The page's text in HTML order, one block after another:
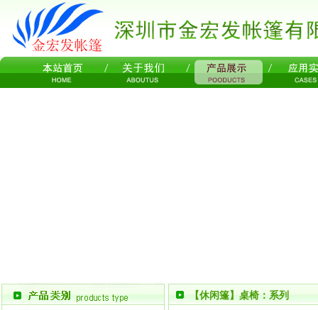
【休闲篷】桌椅：系列